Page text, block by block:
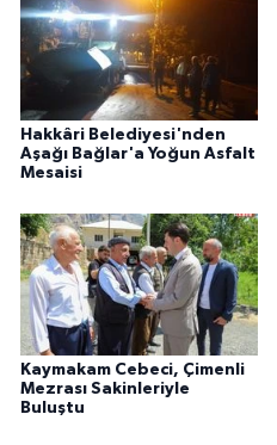
Hakkâri Belediyesi'nden
Aşağı Bağlar'a Yoğun Asfalt
Mesaisi
Kaymakam Cebeci, Çimenli
Mezrası Sakinleriyle
Buluştu